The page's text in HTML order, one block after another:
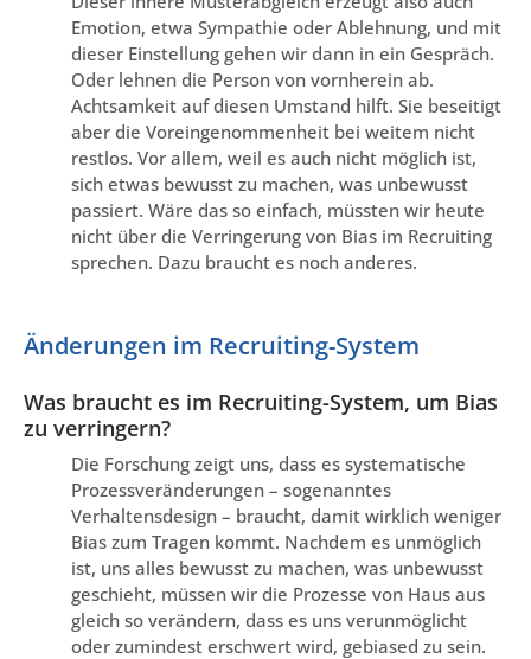
Emotion, etwa Sympathie oder Ablehnung, und mit
dieser Einstellung gehen wir dann in ein Gespräch.
Oder lehnen die Person von vornherein ab.
Achtsamkeit auf diesen Umstand hilft. Sie beseitigt
aber die Voreingenommenheit bei weitem nicht
restlos. Vor allem, weil es auch nicht möglich ist,
sich etwas bewusst zu machen, was unbewusst
passiert. Wäre das so einfach, müssten wir heute
nicht über die Verringerung von Bias im Recruiting
sprechen. Dazu braucht es noch anderes.
Änderungen im Recruiting-System
Was braucht es im Recruiting-System, um Bias
zu verringern?
Die Forschung zeigt uns, dass es systematische
Prozessveränderungen – sogenanntes
Verhaltensdesign – braucht, damit wirklich weniger
Bias zum Tragen kommt. Nachdem es unmöglich
ist, uns alles bewusst zu machen, was unbewusst
geschieht, müssen wir die Prozesse von Haus aus
gleich so verändern, dass es uns verunmöglicht
oder zumindest erschwert wird, gebiased zu sein.